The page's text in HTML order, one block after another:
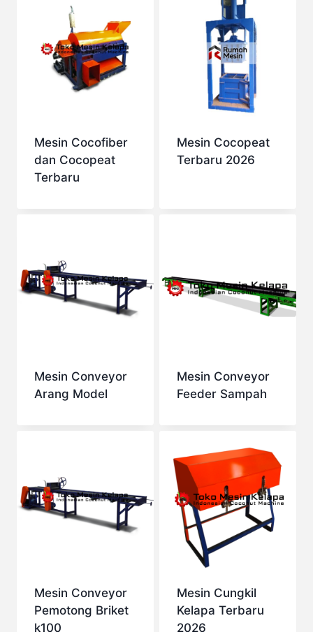
Mesin Cocofiber
dan Cocopeat
Terbaru
Mesin Cocopeat
Terbaru 2026
Mesin Conveyor
Arang Model
Mesin Conveyor
Feeder Sampah
Mesin Conveyor
Pemotong Briket
k100
Mesin Cungkil
Kelapa Terbaru
2026